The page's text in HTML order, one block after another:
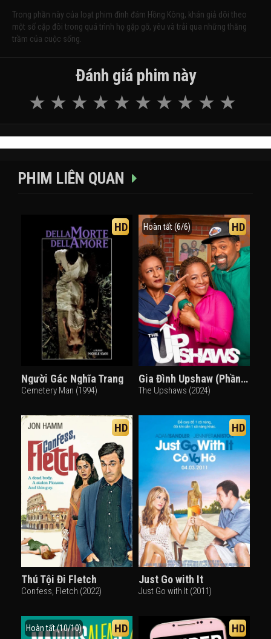
Trong phần này của loạt phim đình đám Hồng Kông, khán giả dõi theo
một số cặp đôi trong quá trình họ gặp gỡ, yêu và trải qua những thăng
trầm của cuộc sống.
Đánh giá phim này
PHIM LIÊN QUAN
HD
Người Gác Nghĩa Trang
Cemetery Man (1994)
Hoàn tất (6/6) HD
Gia Đình Upshaw (Phần 5)
The Upshaws (2024)
HD
Thú Tội Đi Fletch
Confess, Fletch (2022)
HD
Just Go with It
Just Go with It (2011)
Hoàn tất (10/10) HD HD